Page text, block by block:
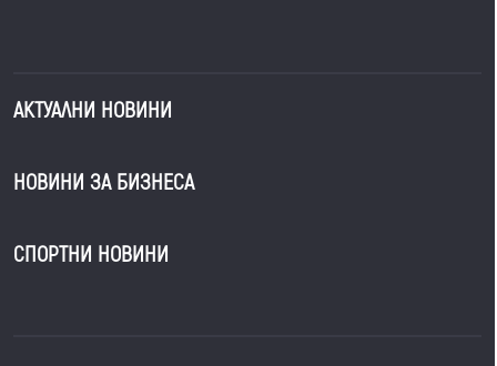
АКТУАЛНИ НОВИНИ
НОВИНИ ЗА БИЗНЕСА
СПОРТНИ НОВИНИ